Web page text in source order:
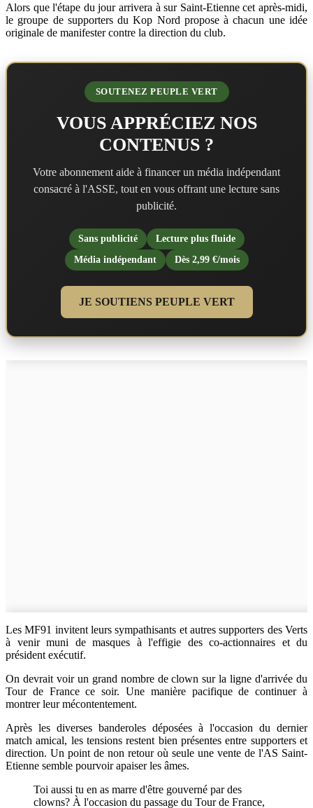
Alors que l'étape du jour arrivera à sur Saint-Etienne cet après-midi,
le groupe de supporters du Kop Nord propose à chacun une idée
originale de manifester contre la direction du club.
SOUTENEZ PEUPLE VERT
VOUS APPRÉCIEZ NOS
CONTENUS ?
Votre abonnement aide à financer un média indépendant
consacré à l'ASSE, tout en vous offrant une lecture sans
publicité.
Sans publicité
Lecture plus fluide
Média indépendant
Dès 2,99 €/mois
JE SOUTIENS PEUPLE VERT
Les MF91 invitent leurs sympathisants et autres supporters des Verts
à venir muni de masques à l'effigie des co-actionnaires et du
président exécutif.
On devrait voir un grand nombre de clown sur la ligne d'arrivée du
Tour de France ce soir. Une manière pacifique de continuer à
montrer leur mécontentement.
Après les diverses banderoles déposées à l'occasion du dernier
match amical, les tensions restent bien présentes entre supporters et
direction. Un point de non retour où seule une vente de l'AS Saint-
Etienne semble pourvoir apaiser les âmes.
Toi aussi tu en as marre d'être gouverné par des
clowns? À l'occasion du passage du Tour de France,